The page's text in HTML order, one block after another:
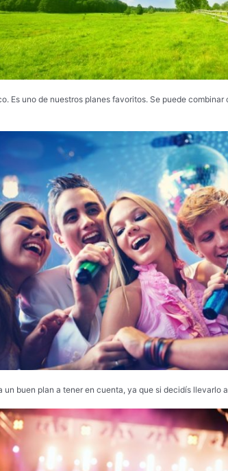
Es uno de nuestros planes favoritos. Se puede
un buen plan a tener en cuenta, ya que si decidís